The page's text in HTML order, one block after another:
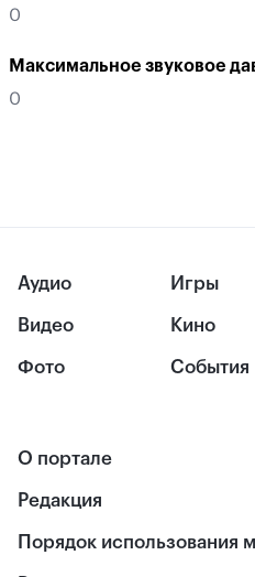
0
Максимальное звуковое
0
Аудио
Видео
Фото
Игры
Кино
События
О портале
Редакция
Порядок использования